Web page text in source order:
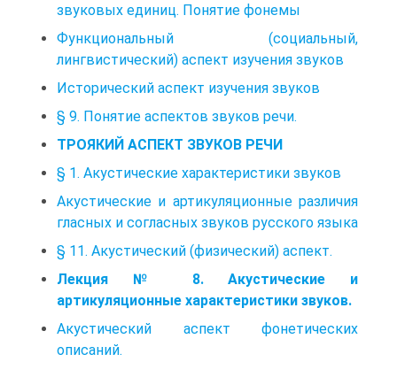
звуковых единиц. Понятие фонемы
Функциональный (социальный,
лингвистический) аспект изучения звуков
Исторический аспект изучения звуков
§ 9. Понятие аспектов звуков речи.
ТРОЯКИЙ АСПЕКТ ЗВУКОВ РЕЧИ
§ 1. Акустические характеристики звуков
Акустические и артикуляционные различия
гласных и согласных звуков русского языка
§ 11. Акустический (физический) аспект.
Лекция № 8. Акустические и
артикуляционные характеристики звуков.
Акустический аспект фонетических
описаний.